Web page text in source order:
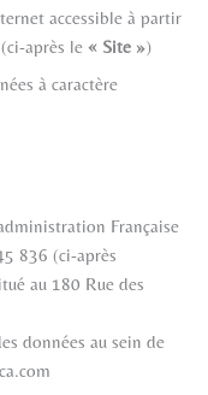
accessible à partir
(ci-après le « Site »)
à caractère
Française
836 (ci-après
au 180 Rue des
données au sein de